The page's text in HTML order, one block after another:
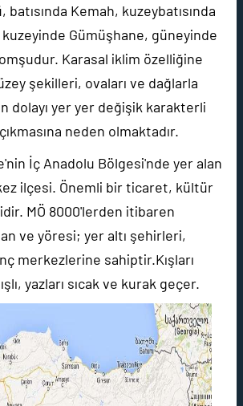
batısında Kemah, kuzeybatısında
Gümüşhane, güneyinde
Karasal iklim özelliğine
şekilleri, ovaları ve dağlarla
dolayı yer yer değişik karakterli
neden olmaktadır.
İç Anadolu Bölgesi'nde yer alan
ilçesi. Önemli bir ticaret, kültür
MÖ 8000'lerden itibaren
ve yöresi; yer altı şehirleri,
merkezlerine sahiptir.Kışları
yazları sıcak ve kurak geçer.